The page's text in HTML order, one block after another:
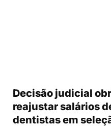
Decisão judicial
reajustar salários
dentistas em